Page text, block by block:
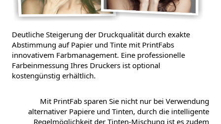
Deutliche Steigerung der Druckqualität durch exakte
Abstimmung auf Papier und Tinte mit PrintFabs
innovativem Farbmanagement. Eine professionelle
Farbeinmessung Ihres Druckers ist optional
kostengünstig erhältlich.
Mit PrintFab sparen Sie nicht nur bei Verwendung
alternativer Papiere und Tinten, durch die intelligente
Regelmöglichkeit der Tinten-Mischung ist es zudem